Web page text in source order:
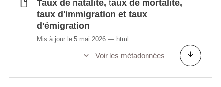
Taux de natalité, taux de mortalité, taux
d'immigration et taux d'émigration
Évolution naturelle de la population
Synchronisé automatiquement depuis labase de
Taux de natalité, taux de mortalité,
taux d'immigration et taux
d'émigration
Mis à jour le 5 mai 2026 html
Voir les métadonnées